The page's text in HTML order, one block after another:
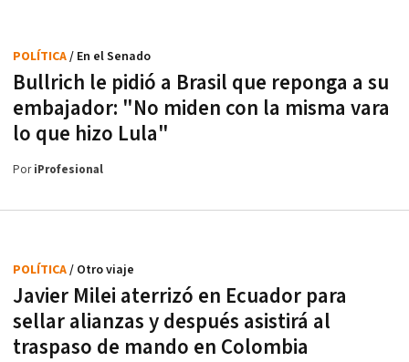
Bullrich le pidió a Brasil que reponga a su
embajador: "No miden con la misma vara
lo que hizo Lula"
POLÍTICA/ En el Senado
PoriProfesional
Javier Milei aterrizó en Ecuador para
sellar alianzas y después asistirá al
traspaso de mando en Colombia
POLÍTICA/ Otro viaje